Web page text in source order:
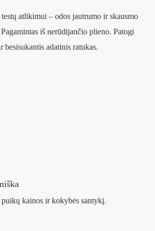
atlikimui – odos jautrumo ir skausmo
iš nerūdijančio plieno. Patogi
besisukantis adatinis ratukas.
puikų kainos ir kokybės santykį.